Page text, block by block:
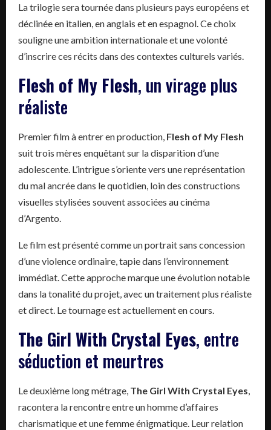
La trilogie sera tournée dans plusieurs pays européens et
déclinée en italien, en anglais et en espagnol. Ce choix
souligne une ambition internationale et une volonté
d’inscrire ces récits dans des contextes culturels variés.
Flesh of My Flesh, un virage plus
réaliste
Premier film à entrer en production, Flesh of My Flesh
suit trois mères enquêtant sur la disparition d’une
adolescente. L’intrigue s’oriente vers une représentation
du mal ancrée dans le quotidien, loin des constructions
visuelles stylisées souvent associées au cinéma
d’Argento.
Le film est présenté comme un portrait sans concession
d’une violence ordinaire, tapie dans l’environnement
immédiat. Cette approche marque une évolution notable
dans la tonalité du projet, avec un traitement plus réaliste
et direct. Le tournage est actuellement en cours.
The Girl With Crystal Eyes, entre
séduction et meurtres
Le deuxième long métrage, The Girl With Crystal Eyes,
racontera la rencontre entre un homme d’affaires
charismatique et une femme énigmatique. Leur relation